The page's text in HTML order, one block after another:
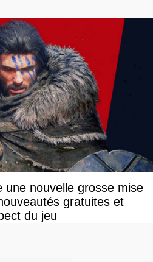
une nouvelle grosse mise
gratuites et
du jeu